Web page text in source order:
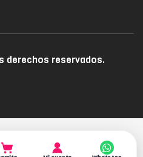
derechos reservados.